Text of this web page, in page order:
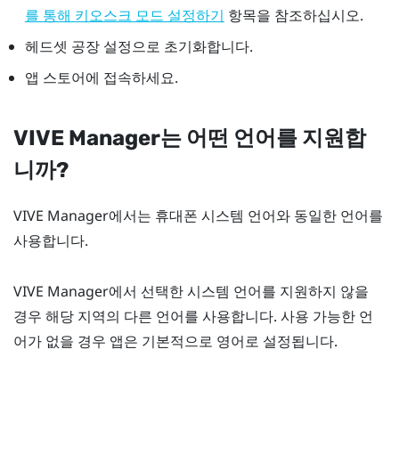
를 통해 키오스크 모드 설정하기
항목을 참조하십시오.
헤드셋 공장 설정으로 초기화합니다.
앱 스토어에 접속하세요.
VIVE Manager는 어떤 언어를 지원합
니까?
VIVE Manager에서는 휴대폰 시스템 언어와 동일한 언어를
사용합니다.
VIVE Manager에서 선택한 시스템 언어를 지원하지 않을
경우 해당 지역의 다른 언어를 사용합니다. 사용 가능한 언
어가 없을 경우 앱은 기본적으로 영어로 설정됩니다.